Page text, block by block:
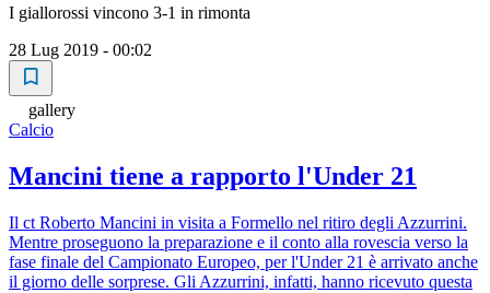
I giallorossi vincono 3-1 in rimonta
28 Lug 2019 - 00:02
gallery
Calcio
Mancini tiene a rapporto l'Under 21
Il ct Roberto Mancini in visita a Formello nel ritiro degli Azzurrini.
Mentre proseguono la preparazione e il conto alla rovescia verso la
fase finale del Campionato Europeo, per l'Under 21 è arrivato anche
il giorno delle sorprese. Gli Azzurrini, infatti, hanno ricevuto questa